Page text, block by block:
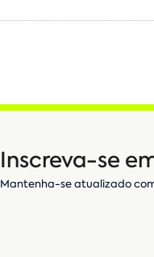
Inscreva-se
Mantenha-se atualizado